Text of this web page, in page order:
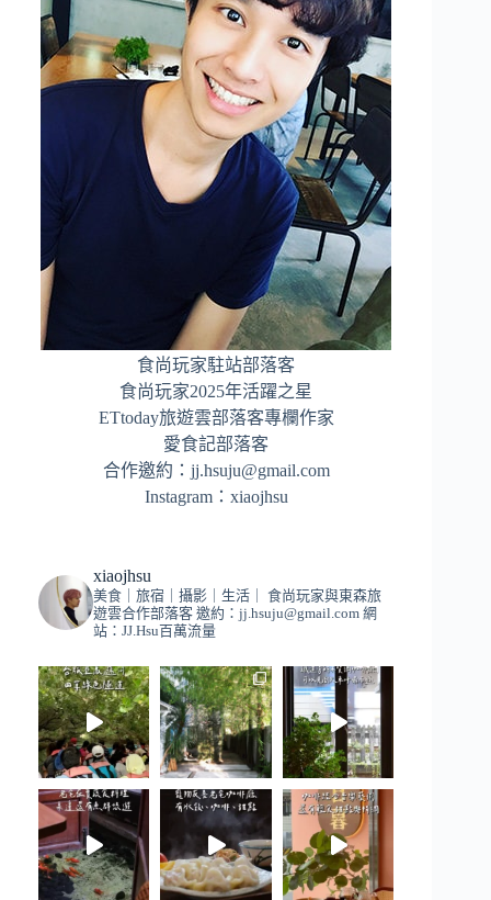
食尚玩家駐站部落客
食尚玩家2025年活躍之星
ETtoday旅遊雲部落客專欄作家
愛食記部落客
合作邀約： jj.hsuju@gmail.com
Instagram： xiaojhsu
xiaojhsu
美食｜旅宿｜攝影｜生活｜
食尚玩家與東森旅
遊雲合作部落客 邀約： jj.hsuju@gmail.com 網
站：JJ.Hsu百萬流量